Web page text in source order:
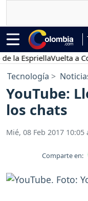
Vuelta a
Tecnología
YouTube:
los chats
Mié, 08 Feb 2017 10:05
Comparte en: